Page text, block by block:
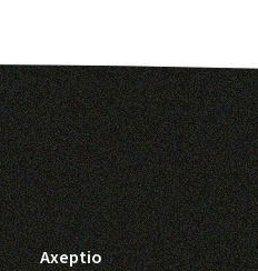
Tarifs Ressources
Axeptio